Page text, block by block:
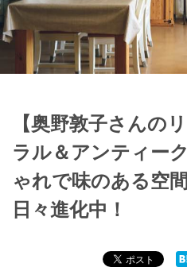
【奥野敦子さんの
ラル＆アンティー
ゃれで味のある空
日々進化中！